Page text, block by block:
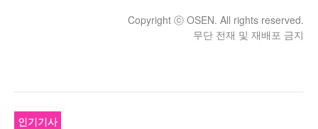
Copyright ⓒ OSEN. All rights reserved.
무단 전재 및 재배포 금지
인기기사